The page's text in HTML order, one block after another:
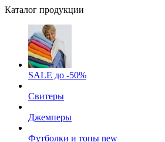
Каталог продукции
SALE до -50%
Свитеры
Джемперы
Футболки и топы new